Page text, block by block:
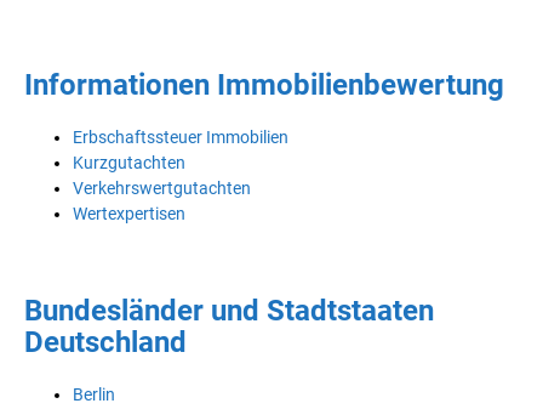
Informationen Immobilienbewertung
Erbschaftssteuer Immobilien
Kurzgutachten
Verkehrswertgutachten
Wertexpertisen
Bundesländer und Stadtstaaten
Deutschland
Berlin